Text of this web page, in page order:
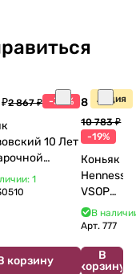
2 867 ₽ -30%
10 Лет
(новый
1
корзину
Акция
8 770 ₽
10 783 ₽
-19%
Коньяк
Hennessy
VSOP
700 мл
В
Арт.777
В
корзину